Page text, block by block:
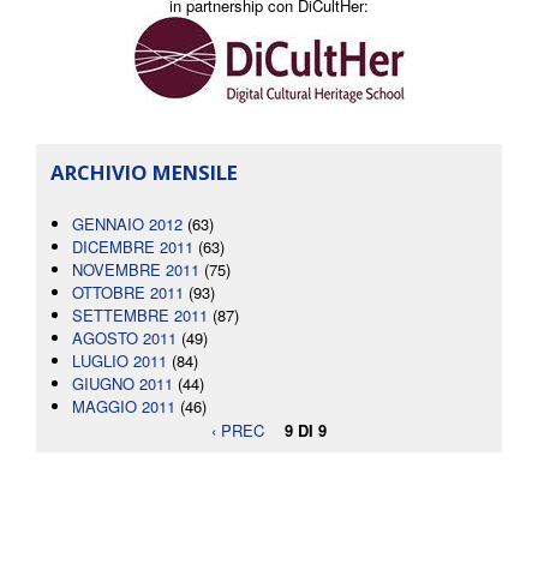
in partnership con DiCultHer:
ARCHIVIO MENSILE
GENNAIO 2012 (63)
DICEMBRE 2011 (63)
NOVEMBRE 2011 (75)
OTTOBRE 2011 (93)
SETTEMBRE 2011 (87)
AGOSTO 2011 (49)
LUGLIO 2011 (84)
GIUGNO 2011 (44)
MAGGIO 2011 (46)
‹ PREC
9 DI 9